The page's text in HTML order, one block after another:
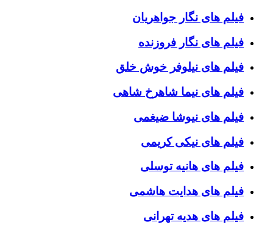
فیلم های نگار جواهریان
فیلم های نگار فروزنده
فیلم های نیلوفر خوش خلق
فیلم های نیما شاهرخ شاهی
فیلم های نیوشا ضیغمی
فیلم های نیکی کریمی
فیلم های هانیه توسلی
فیلم های هدایت هاشمی
فیلم های هدیه تهرانی